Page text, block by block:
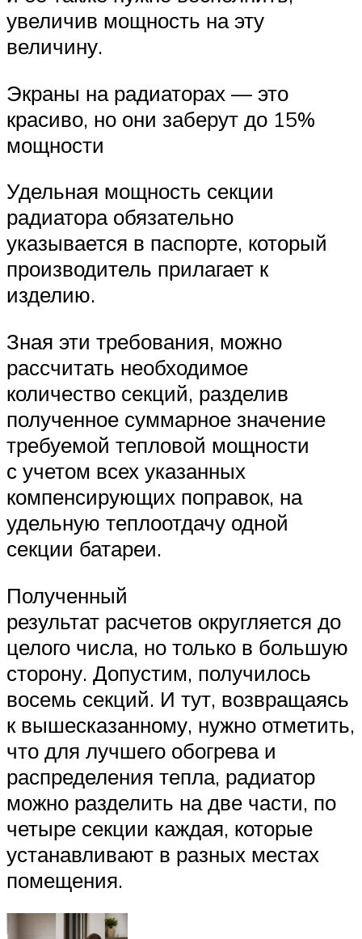
увеличив мощность на эту
величину.
Экраны на радиаторах — это
красиво, но они заберут до 15%
мощности
Удельная мощность секции
радиатора обязательно
указывается в паспорте, который
производитель прилагает к
изделию.
Зная эти требования, можно
рассчитать необходимое
количество секций, разделив
полученное суммарное значение
требуемой тепловой мощности
с учетом всех указанных
компенсирующих поправок, на
удельную теплоотдачу одной
секции батареи.
Полученный
результат расчетов округляется до
целого числа, но только в большую
сторону. Допустим, получилось
восемь секций. И тут, возвращаясь
к вышесказанному, нужно отметить,
что для лучшего обогрева и
распределения тепла, радиатор
можно разделить на две части, по
четыре секции каждая, которые
устанавливают в разных местах
помещения.